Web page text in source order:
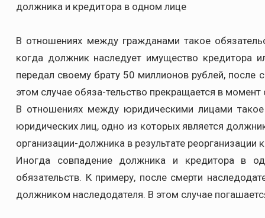
должника и кредитора в одном лице
В отношениях между гражданами такое
когда должник наследует имущество кредитора
передал своему брату 50 миллионов рублей, после
этом случае обяза-тельство прекращается в
В отношениях между юридическими лицами
юридических лиц, одно из которых является
организации-должника в результате реорганизации
Иногда совпадение должника и кредитора в
обязательств. К примеру, после смерти
должником наследодателя. В этом случае